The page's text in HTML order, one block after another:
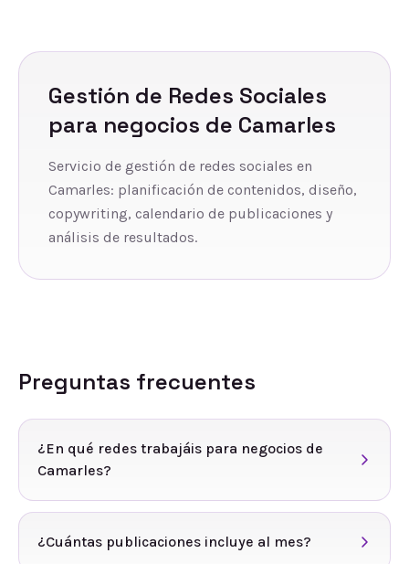
Gestión de Redes Sociales
para negocios de Camarles
Servicio de gestión de redes sociales en
Camarles: planificación de contenidos, diseño,
copywriting, calendario de publicaciones y
análisis de resultados.
Preguntas frecuentes
¿En qué redes trabajáis para negocios de
Camarles?
¿Cuántas publicaciones incluye al mes?